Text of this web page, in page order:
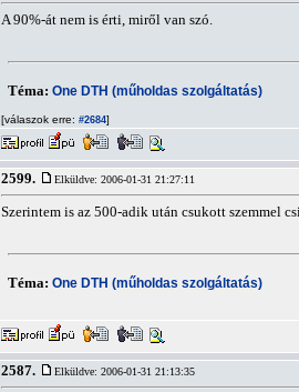
A 90%-át nem is érti, miről van szó.
Téma: One DTH (műholdas szolgáltatás)
[válaszok erre: #2684]
2599. Elküldve: 2006-01-31 21:27:11
Szerintem is az 500-adik után csukott szemmel
Téma: One DTH (műholdas szolgáltatás)
2587. Elküldve: 2006-01-31 21:13:35